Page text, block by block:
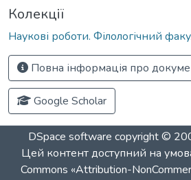
Колекції
Наукові роботи. Філологічний
Повна інформація про
Google Scholar
DSpace software copyright ©
Цей контент доступний на
Commons «Attribution-